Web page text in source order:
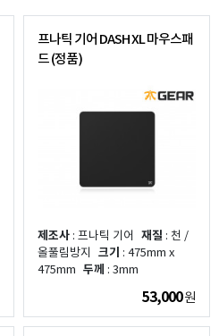
프나틱 기어 DASH XL 마우스패
드 (정품)
제조사 : 프나틱 기어 재질 : 천 /
올풀림방지 크기 : 475mm x
475mm 두께 : 3mm
53,000원